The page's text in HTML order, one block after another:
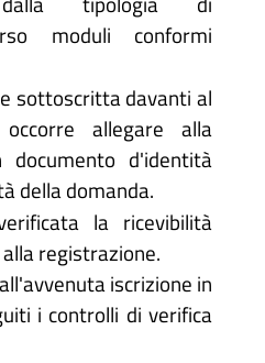
moduli conformi
sottoscritta davanti al
allegare alla
d'identità
della domanda.
la ricevibilità
registrazione.
iscrizione in
i controlli di verifica